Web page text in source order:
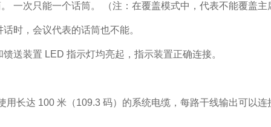
一次只能一个话筒。 （注：在覆盖模式中，代表不能覆盖主
时，会议代表的话筒也不能。
送装置 LED 指示灯均亮起，指示装置正确连接。
长达 100 米（109.3 码）的系统电缆，每路干线输出可以连